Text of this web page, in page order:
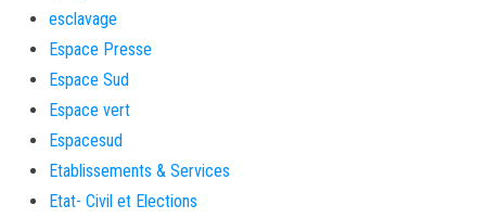
esclavage
Espace Presse
Espace Sud
Espace vert
Espacesud
Etablissements & Services
Etat- Civil et Elections